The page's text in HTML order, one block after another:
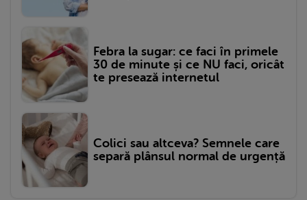
Febra la sugar: ce faci în primele
30 de minute și ce NU faci, oricât
te presează internetul
Colici sau altceva? Semnele care
separă plânsul normal de urgență